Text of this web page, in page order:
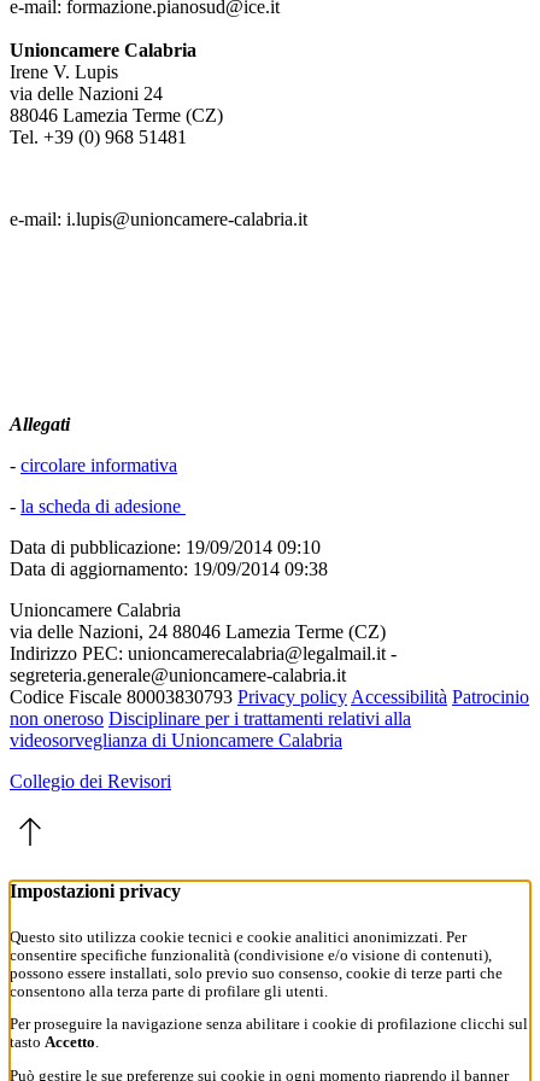
e-mail: formazione.pianosud@ice.it
Unioncamere Calabria
Irene V. Lupis
via delle Nazioni 24
88046 Lamezia Terme (CZ)
Tel. +39 (0) 968 51481
e-mail: i.lupis@unioncamere-calabria.it
Allegati
- circolare informativa
- la scheda di adesione
Data di pubblicazione: 19/09/2014 09:10
Data di aggiornamento: 19/09/2014 09:38
Unioncamere Calabria
via delle Nazioni, 24 88046 Lamezia Terme (CZ)
Indirizzo PEC: unioncamerecalabria@legalmail.it -
segreteria.generale@unioncamere-calabria.it
Codice Fiscale 80003830793 Privacy policy Accessibilità Patrocinio
non oneroso Disciplinare per i trattamenti relativi alla
videosorveglianza di Unioncamere Calabria
Collegio dei Revisori
Impostazioni privacy
Questo sito utilizza cookie tecnici e cookie analitici anonimizzati. Per
consentire specifiche funzionalità (condivisione e/o visione di contenuti),
possono essere installati, solo previo suo consenso, cookie di terze parti che
consentono alla terza parte di profilare gli utenti.
Per proseguire la navigazione senza abilitare i cookie di profilazione clicchi sul
tasto Accetto.
Può gestire le sue preferenze sui cookie in ogni momento riaprendo il banner